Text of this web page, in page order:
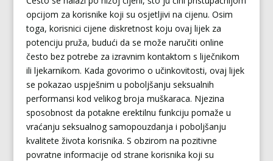
opcijom za korisnike koji su osjetljivi na cijenu. Osim
toga, korisnici cijene diskretnost koju ovaj lijek za
potenciju pruža, budući da se može naručiti online
često bez potrebe za izravnim kontaktom s liječnikom
ili ljekarnikom. Kada govorimo o učinkovitosti, ovaj lijek
se pokazao uspješnim u poboljšanju seksualnih
performansi kod velikog broja muškaraca. Njezina
sposobnost da potakne erektilnu funkciju pomaže u
vraćanju seksualnog samopouzdanja i poboljšanju
kvalitete života korisnika. S obzirom na pozitivne
povratne informacije od strane korisnika koji su